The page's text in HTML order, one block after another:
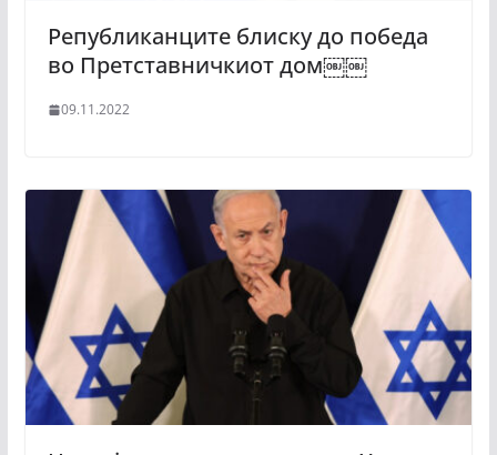
Републиканците блиску до победа
во Претставничкиот дом￼￼
09.11.2022